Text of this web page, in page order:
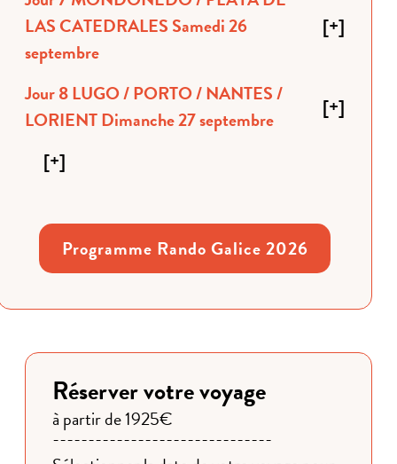
LAS CATEDRALES Samedi 26
septembre
[+]
Jour 8 LUGO / PORTO / NANTES /
LORIENT Dimanche 27 septembre
[+]
[+]
Programme Rando Galice 2026
Réserver votre voyage
à partir de 1925€